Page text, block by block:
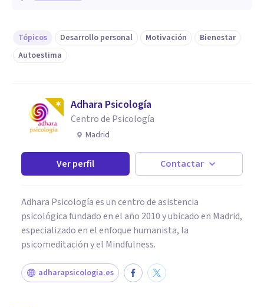
Tópicos Desarrollo personal Motivación
Bienestar
Autoestima
Adhara Psicología
Centro de Psicología
Madrid
Ver perfil Contactar
Adhara Psicología es un centro de asistencia
psicológica fundado en el año 2010 y ubicado en Madrid,
especializado en el enfoque humanista, la
psicomeditación y el Mindfulness.
adharapsicologia.es